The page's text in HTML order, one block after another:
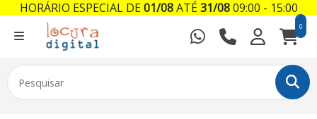
0
HORÁRIO ESPECIAL DE01/08ATÉ31/0809:00 - 15:00